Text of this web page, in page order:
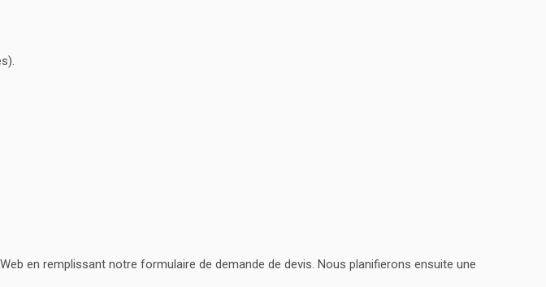
en remplissant notre formulaire de demande de devis. Nous planifierons ensuite une